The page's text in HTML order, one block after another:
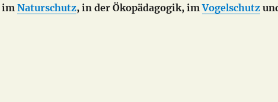
imNaturschutz, in der Ökopädagogik, imVogelschutz